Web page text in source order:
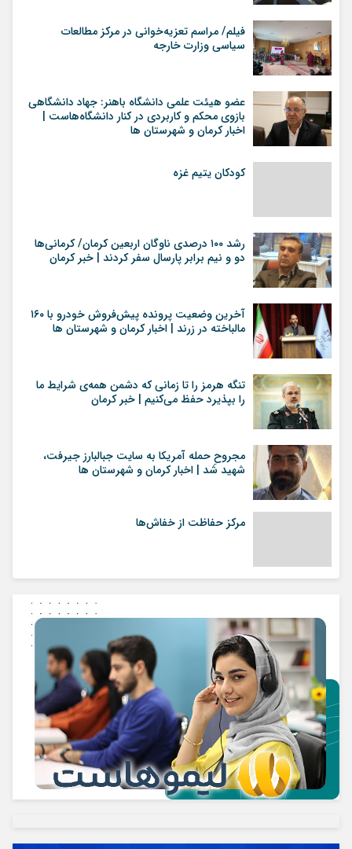
فیلم/ مراسم تعزیه‌خوانی در مرکز مطالعات
سیاسی وزارت خارجه
عضو هیئت علمی دانشگاه باهنر: جهاد دانشگاهی
بازوی محکم و کاربردی در کنار دانشگاه‌هاست |
اخبار کرمان و شهرستان ها
کودکان یتیم غزه
رشد ۱۰۰ درصدی ناوگان اربعین کرمان/ کرمانی‌ها
دو و نیم برابر پارسال سفر کردند | خبر کرمان
آخرین وضعیت پرونده پیش‌فروش خودرو با ۱۶۰
مالباخته در زرند | اخبار کرمان و شهرستان ها
تنگه هرمز را تا زمانی که دشمن همه‌ی شرایط ما
را بپذیرد حفظ می‌کنیم | خبر کرمان
مجروحِ حمله آمریکا به سایت جبالبارز جیرفت،
شهید شد | اخبار کرمان و شهرستان ها
مرکز حفاظت از خفاش‌ها